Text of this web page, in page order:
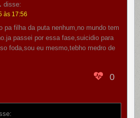
disse:
às 17:56
pa filha da puta nenhum,no mundo tem
passei por essa fase,suicidio para
foda,sou eu mesmo,tebho medro de
0